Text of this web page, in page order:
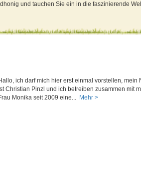
und tauchen Sie ein in die faszinierende
ich darf mich hier erst einmal vorstellen, mein
Christian Pinzl und ich betreiben zusammen mit
Monika seit 2009 eine... Mehr >